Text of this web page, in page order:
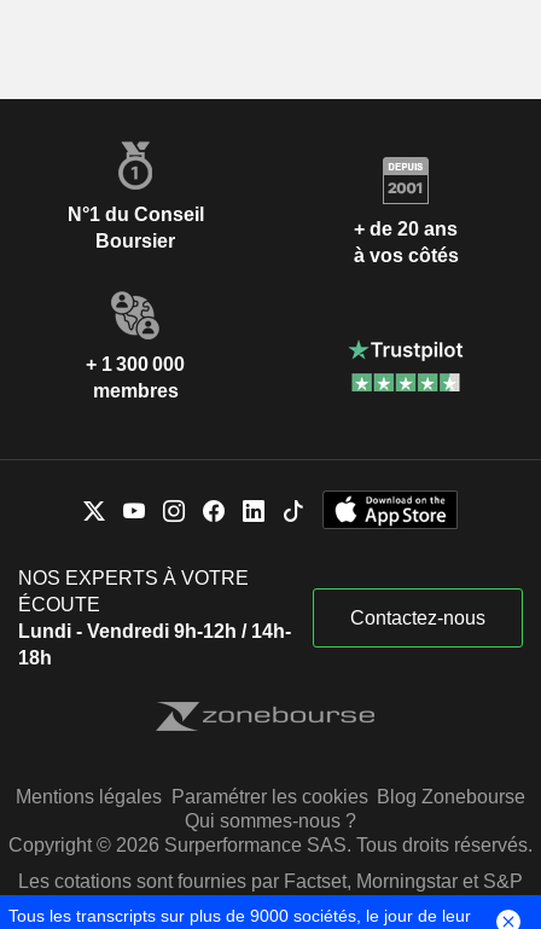
N°1 du Conseil
Boursier
+ de 20 ans
à vos côtés
+ 1 300 000
membres
NOS EXPERTS À VOTRE
ÉCOUTE
Lundi - Vendredi 9h-12h / 14h-
18h
Contactez-nous
Mentions légales Paramétrer les cookies Blog Zonebourse
Qui sommes-nous ?
Copyright © 2026 Surperformance SAS. Tous droits réservés.
Les cotations sont fournies par Factset, Morningstar et S&P
Capital IQ
Tous les transcripts sur plus de 9000 sociétés, le jour de leur